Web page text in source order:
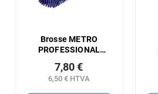
Brosse METRO
PROFESSIONAL
6,50 € HTVA
7,80 €